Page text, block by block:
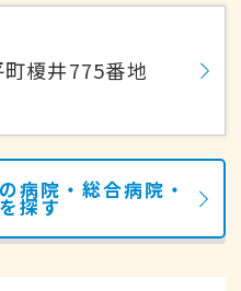
榎井775番地
病院・総合病院・
探す